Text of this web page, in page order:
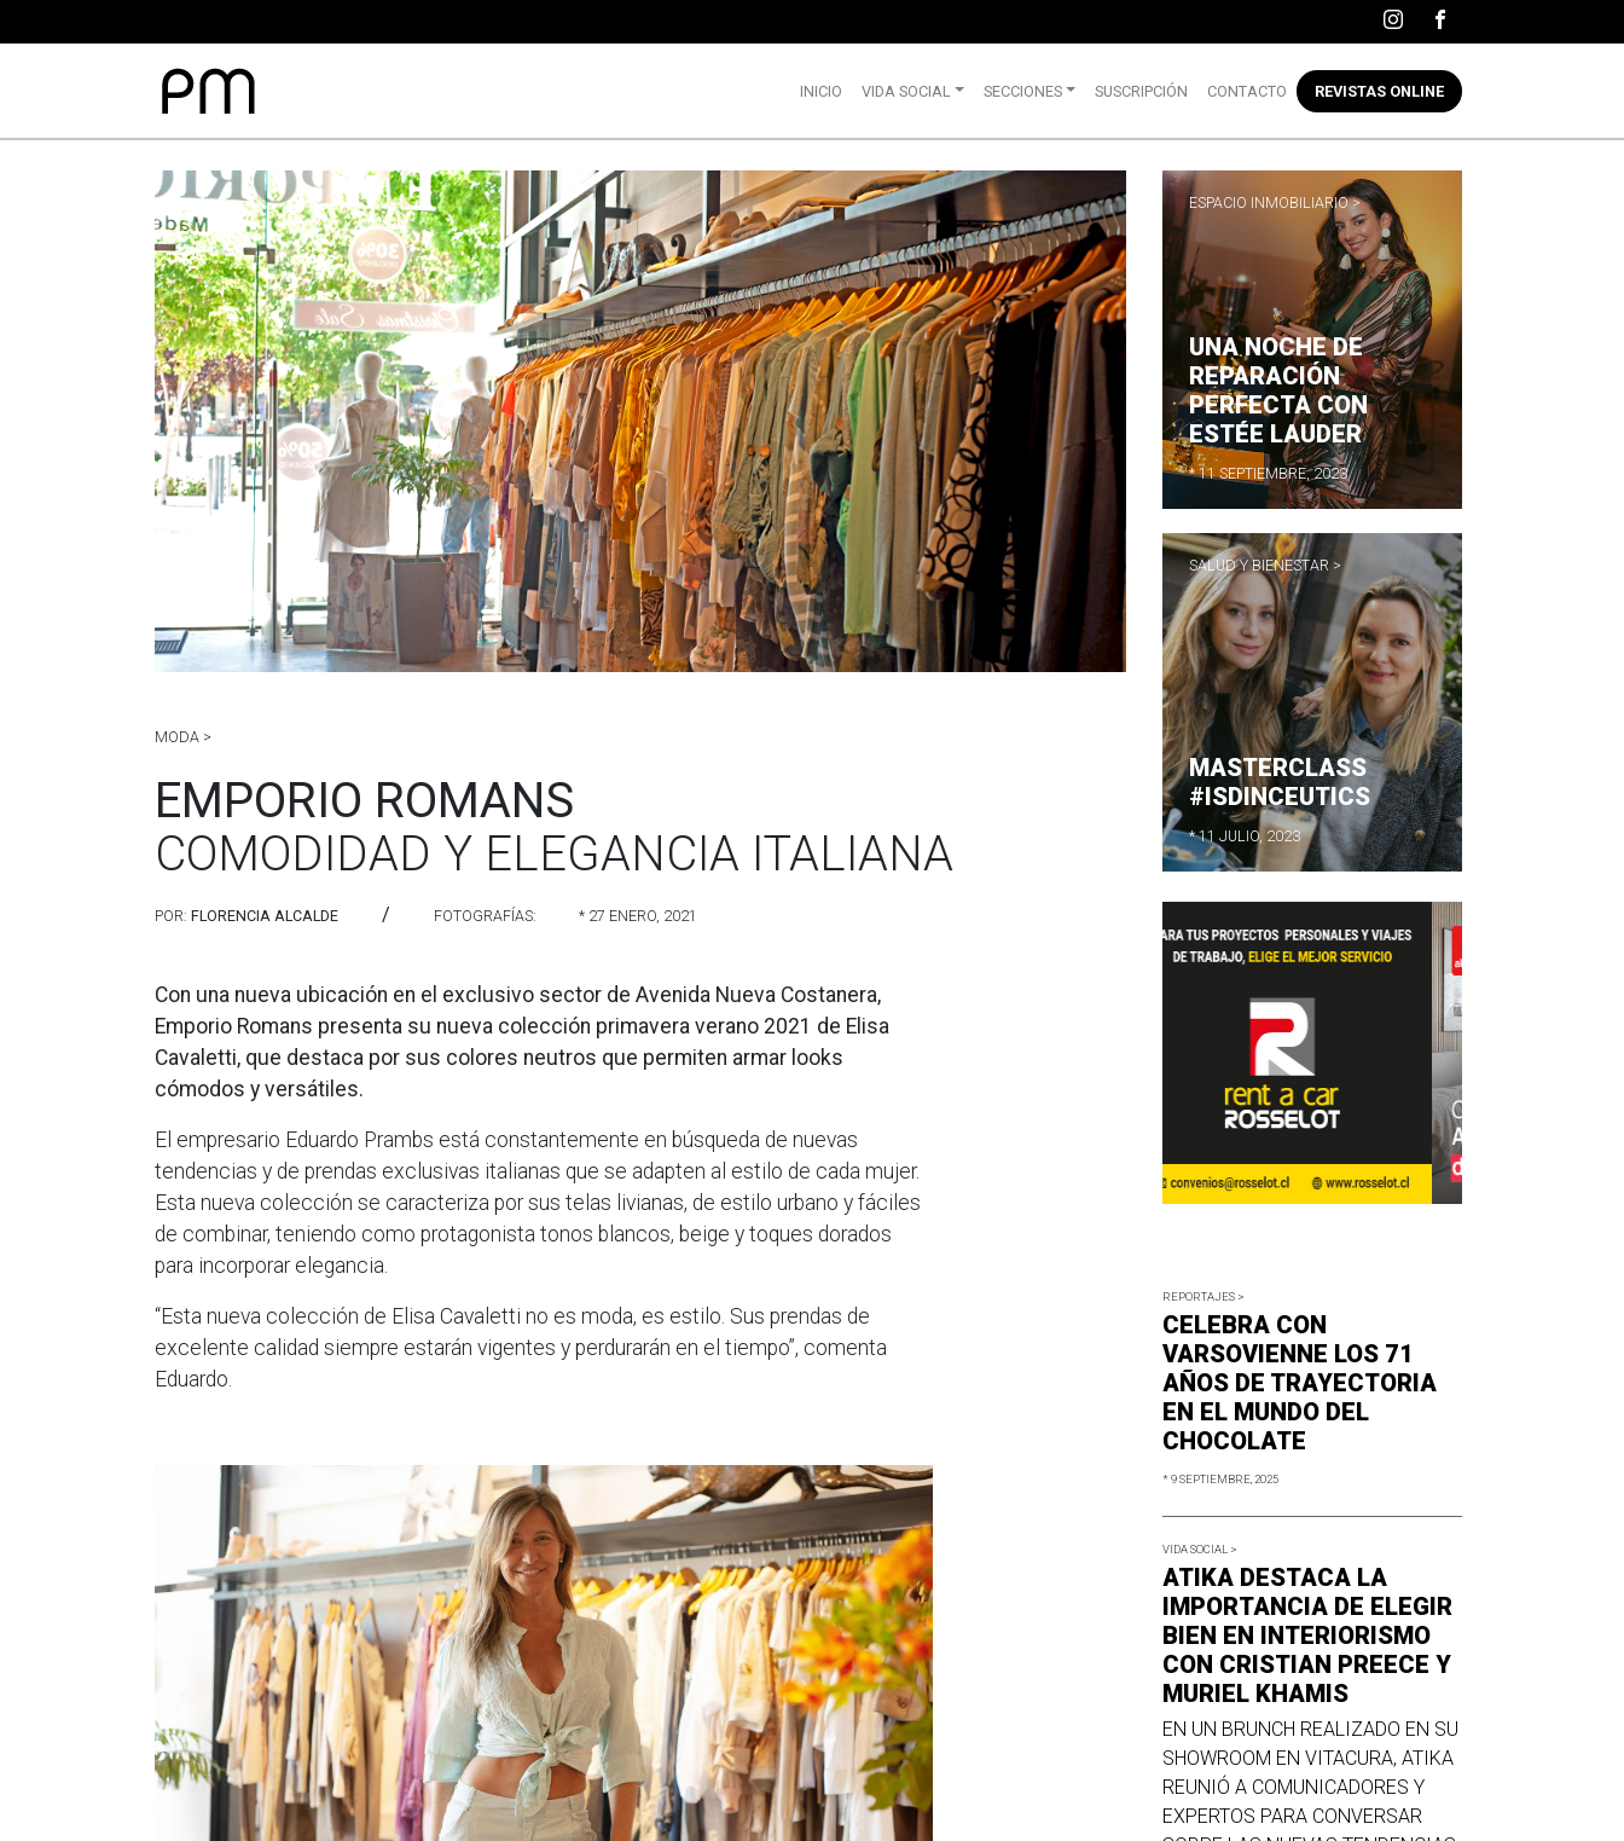
INICIO VIDA SOCIAL SECCIONES SUSCRIPCIÓN CONTACTO REVISTAS ONLINE
MODA >
EMPORIO ROMANS
COMODIDAD Y ELEGANCIA ITALIANA
POR: FLORENCIA ALCALDE / FOTOGRAFÍAS: * 27 ENERO, 2021
Con una nueva ubicación en el exclusivo sector de Avenida Nueva Costanera,
Emporio Romans presenta su nueva colección primavera verano 2021 de Elisa
Cavaletti, que destaca por sus colores neutros que permiten armar looks
cómodos y versátiles.
El empresario Eduardo Prambs está constantemente en búsqueda de nuevas
tendencias y de prendas exclusivas italianas que se adapten al estilo de cada mujer.
Esta nueva colección se caracteriza por sus telas livianas, de estilo urbano y fáciles
de combinar, teniendo como protagonista tonos blancos, beige y toques dorados
para incorporar elegancia.
“Esta nueva colección de Elisa Cavaletti no es moda, es estilo. Sus prendas de
excelente calidad siempre estarán vigentes y perdurarán en el tiempo”, comenta
Eduardo.
ESPACIO INMOBILIARIO >
UNA NOCHE DE
REPARACIÓN
PERFECTA CON
ESTÉE LAUDER
* 11 SEPTIEMBRE, 2023
SALUD Y BIENESTAR >
MASTERCLASS
#ISDINCEUTICS
* 11 JULIO, 2023
REPORTAJES >
CELEBRA CON
VARSOVIENNE LOS 71
AÑOS DE TRAYECTORIA
EN EL MUNDO DEL
CHOCOLATE
* 9 SEPTIEMBRE, 2025
VIDA SOCIAL >
ATIKA DESTACA LA
IMPORTANCIA DE ELEGIR
BIEN EN INTERIORISMO
CON CRISTIAN PREECE Y
MURIEL KHAMIS
EN UN BRUNCH REALIZADO EN SU
SHOWROOM EN VITACURA, ATIKA
REUNIÓ A COMUNICADORES Y
EXPERTOS PARA CONVERSAR